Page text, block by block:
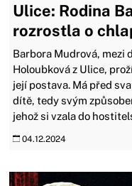
Ulice: Rodina
rozrostla o
Barbora Mudrová, mezi
Holoubková z Ulice,
její postava. Má před
dítě, tedy svým
jehož si vzala do
04.12.2024